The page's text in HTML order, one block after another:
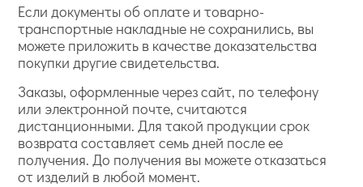
Если документы об оплате и товарно-
транспортные накладные не сохранились, вы
можете приложить в качестве доказательства
покупки другие свидетельства.
Заказы, оформленные через сайт, по телефону
или электронной почте, считаются
дистанционными. Для такой продукции срок
возврата составляет семь дней после ее
получения. До получения вы можете отказаться
от изделий в любой момент.